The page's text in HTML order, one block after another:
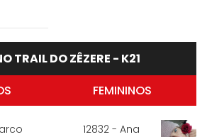
TRAIL DO ZÊZERE - K21
FEMININOS
12832 - Ana